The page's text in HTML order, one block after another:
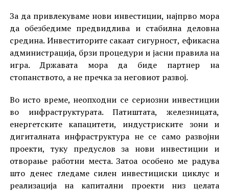
За да привлекуваме нови инвестиции, најпрво мора
да обезбедиме предвидлива и стабилна деловна
средина. Инвеститорите сакаат сигурност, ефикасна
администрација, брзи процедури и јасни правила на
игра. Државата мора да биде партнер на
стопанството, а не пречка за неговиот развој.
Во исто време, неопходни се сериозни инвестиции
во инфраструктурата. Патиштата, железницата,
енергетските капацитети, индустриските зони и
дигиталната инфраструктура не се само развојни
проекти, туку предуслов за нови инвестиции и
отворање работни места. Затоа особено ме радува
што денес гледаме силен инвестициски циклус и
реализација на капитални проекти низ целата